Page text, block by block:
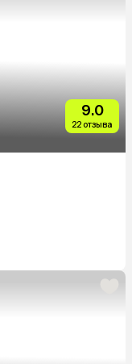
9.0
22 отзыва